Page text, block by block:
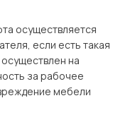
осуществляется
если есть такая
на
за рабочее
мебели